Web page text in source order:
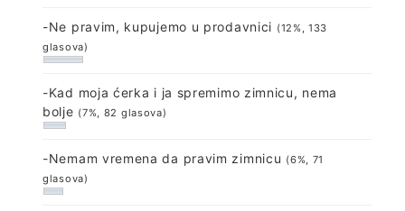
-Ne pravim, kupujemo u prodavnici (12%, 133
glasova)
-Kad moja ćerka i ja spremimo zimnicu, nema
bolje (7%, 82 glasova)
-Nemam vremena da pravim zimnicu (6%, 71
glasova)